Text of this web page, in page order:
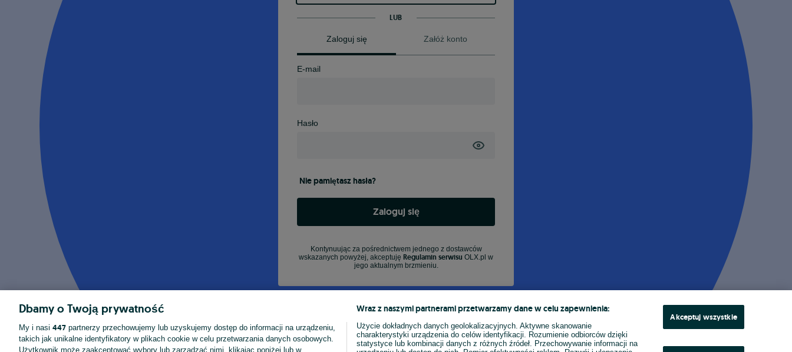
LUB
Zaloguj się Załóż konto
E-mail
Hasło
Nie pamiętasz hasła?
Zaloguj się
Kontynuując za pośrednictwem jednego z dostawców
wskazanych powyżej, akceptuję Regulamin serwisu OLX.pl w
jego aktualnym brzmieniu.
Dbamy o Twoją prywatność
My i nasi 447 partnerzy przechowujemy lub uzyskujemy dostęp do informacji na urządzeniu,
takich jak unikalne identyfikatory w plikach cookie w celu przetwarzania danych osobowych.
Użytkownik może zaakceptować wybory lub zarządzać nimi, klikając poniżej lub w
Wraz z naszymi partnerami przetwarzamy dane w celu zapewnienia:
Użycie dokładnych danych geolokalizacyjnych. Aktywne skanowanie
charakterystyki urządzenia do celów identyfikacji. Rozumienie odbiorców dzięki
statystyce lub kombinacji danych z różnych źródeł. Przechowywanie informacji na
Akceptuj wszystkie